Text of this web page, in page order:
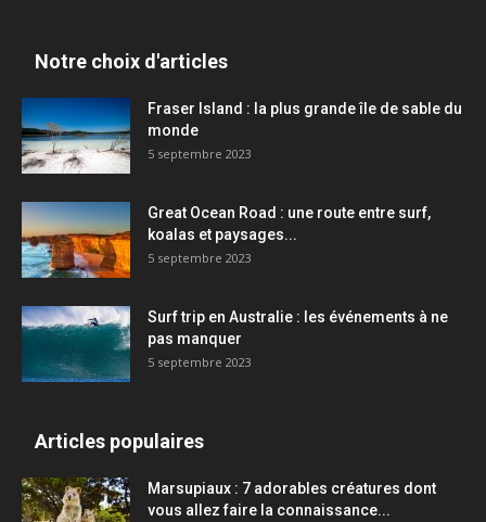
Notre choix d'articles
Fraser Island : la plus grande île de sable du
monde
5 septembre 2023
Great Ocean Road : une route entre surf,
koalas et paysages...
5 septembre 2023
Surf trip en Australie : les événements à ne
pas manquer
5 septembre 2023
Articles populaires
Marsupiaux : 7 adorables créatures dont
vous allez faire la connaissance...